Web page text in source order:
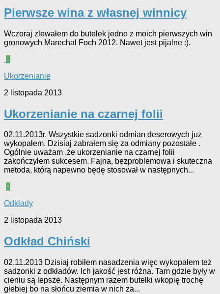
Pierwsze wina z własnej winnicy
Wczoraj zlewałem do butelek jedno z moich pierwszych win
gronowych Marechal Foch 2012. Nawet jest pijalne :).
0
Ukorzenianie
2 listopada 2013
Ukorzenianie na czarnej folii
02.11.2013r. Wszystkie sadzonki odmian deserowych już
wykopałem. Dzisiaj zabrałem się za odmiany pozostałe .
Ogólnie uważam ,że ukorzenianie na czarnej folii
zakończyłem sukcesem. Fajna, bezproblemowa i skuteczna
metoda, którą napewno będę stosował w następnych...
0
Odkłady
2 listopada 2013
Odkład Chiński
02.11.2013 Dzisiaj robiłem nasadzenia więc wykopałem też
sadzonki z odkładów. Ich jakość jest różna. Tam gdzie były w
cieniu są lepsze. Następnym razem butelki wkopię trochę
głebiej bo na słońcu ziemia w nich za...